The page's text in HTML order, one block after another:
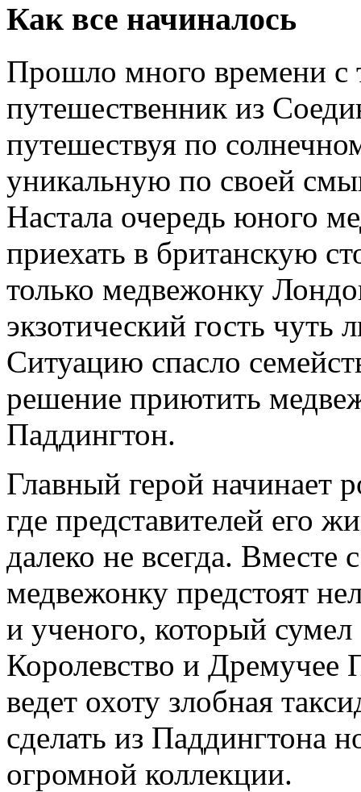
Как все начиналось
Прошло много времени с
путешественник из
путешествуя по
уникальную по своей
Настала очередь юного
приехать в британскую
только медвежонку
экзотический гость чуть
Ситуацию спасло
решение приютить
Паддингтон.
Главный герой начинает
где представителей его
далеко не всегда. Вместе
медвежонку предстоят
и ученого, который
Королевство и Дремучее
ведет охоту злобная
сделать из Паддингтона
огромной коллекции.